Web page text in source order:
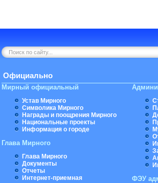
Официально
Мирный официальный
Устав Мирного
Символика Мирного
Награды и поощрения Мирного
Национальные проекты
Информация о городе
Глава Мирного
Глава Мирного
Документы
Отчеты
Интернет-приемная
ФЭУ